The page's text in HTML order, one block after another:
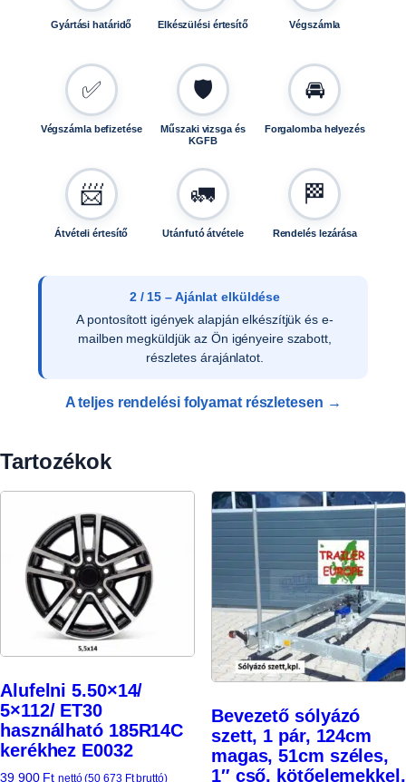
Gyártási határidő Elkészülési értesítő Végszámla
✅
Végszámla befizetése
🛡️
Műszaki vizsga és
KGFB
🚘
Forgalomba helyezés
📨
Átvételi értesítő
🚛
Utánfutó átvétele
🏁
Rendelés lezárása
3 / 15 – Ajánlat elfogadása
Az ajánlat írásos elfogadását követően ellenőrizzük
a vevői adatokat, és rendelését rögzítjük
rendszerünkben.
A teljes rendelési folyamat részletesen →
Tartozékok
Alufelni 5.50×14/
5×112/ ET30
használható 185R14C
kerékhez E0032
39 900 Ft nettó (50 673 Ftbruttó)
Bevezető sólyázó
szett, 1 pár, 124cm
magas, 51cm széles,
1″ cső, kötőelemekkel,